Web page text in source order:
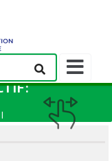
Afficher/
la
de
navigation
: